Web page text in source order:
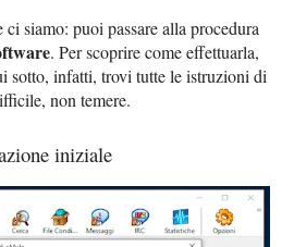
siamo: puoi passare alla procedura
. Per scoprire come effettuarla,
sotto, infatti, trovi tutte le istruzioni di
non temere.
iniziale